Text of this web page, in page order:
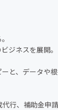
ジネスを展開。
と、データや
行、補助金申